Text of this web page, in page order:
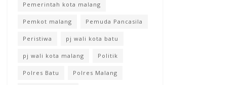
Pemerintah kota malang
Pemkot malang Pemuda Pancasila
Peristiwa pj wali kota batu
pj wali kota malang Politik
Polres Batu Polres Malang